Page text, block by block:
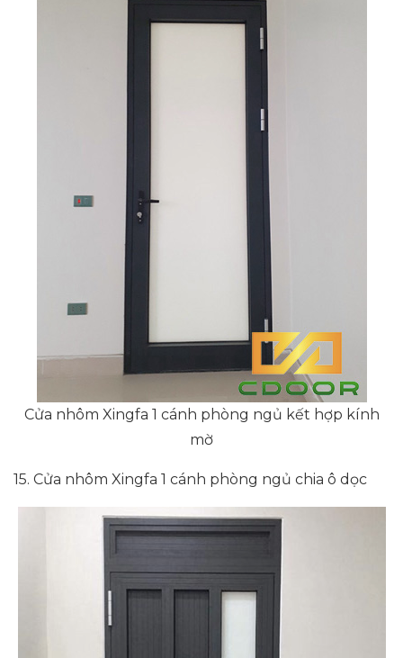
Cửa nhôm Xingfa 1 cánh phòng ngủ kết hợp kính
mờ
15. Cửa nhôm Xingfa 1 cánh phòng ngủ chia ô dọc